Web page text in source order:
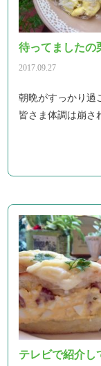
待ってましたの
2017.09.27
朝晩がすっかり過
皆さま体調は崩
テレビで紹介し